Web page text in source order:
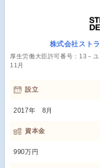
株式会社スト
厚生労働大臣許可番号：13－
11月
設立
2017年 8月
資本金
990万円